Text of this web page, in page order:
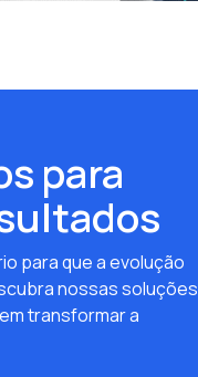
para
para que a evolução
nossas soluções
transformar a